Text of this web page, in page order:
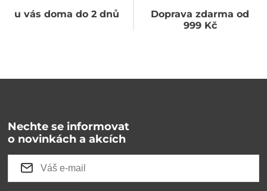
u vás doma do 2 dnů
Doprava zdarma od
999 Kč
Nechte se informovat
o novinkách a akcích